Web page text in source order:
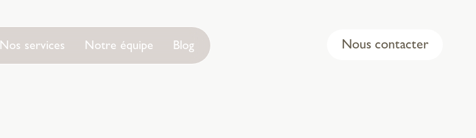
Nos services Notre équipe Blog Nous contacter